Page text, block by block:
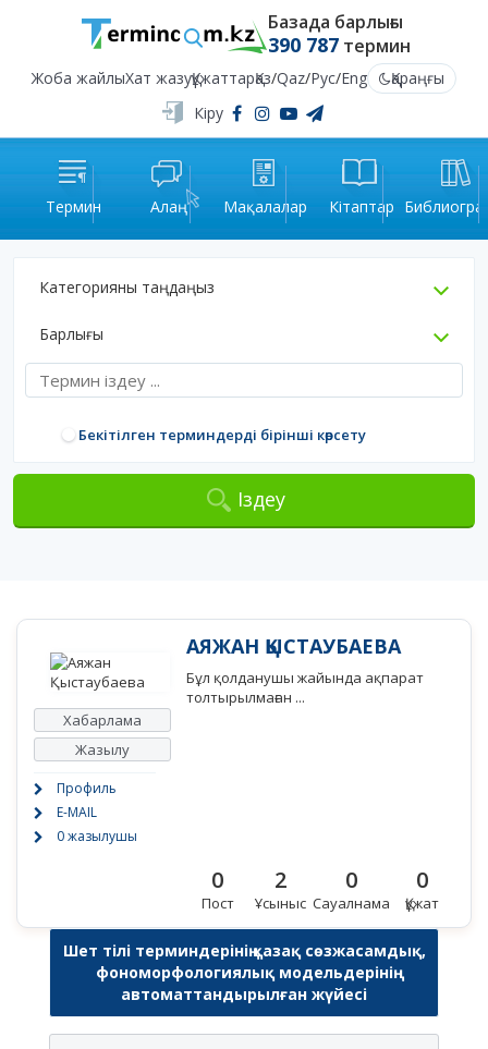
Базада барлығы
390 787термин
Жоба жайлыХат жазуҚұжаттарҚаз/Qaz/Рус/Eng
Қараңғы
Кіру
Термин Алаң Мақалалар Кітаптар
Категорияны таңдаңыз
Барлығы
Бекітілген терминдерді бірінші көрсету
Іздеу
Хабарлама
Жазылу
Профиль
E-MAIL
0 жазылушы
АЯЖАН ҚЫСТАУБАЕВА
Бұл қолданушы жайында ақпарат
толтырылмаған ...
0
Пост
2
Ұсыныс
0
Сауалнама
0
Құжат
Шет тілі терминдерінің қазақ сөзжасамдық,
фономорфологиялық модельдерінің
автоматтандырылған жүйесі